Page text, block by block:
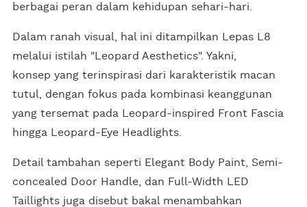
berbagai peran dalam kehidupan sehari-hari.
Dalam ranah visual, hal ini ditampilkan Lepas L8
melalui istilah "Leopard Aesthetics". Yakni,
konsep yang terinspirasi dari karakteristik macan
tutul, dengan fokus pada kombinasi keanggunan
yang tersemat pada Leopard-inspired Front Fascia
hingga Leopard-Eye Headlights.
Detail tambahan seperti Elegant Body Paint, Semi-
concealed Door Handle, dan Full-Width LED
Taillights juga disebut bakal menambahkan